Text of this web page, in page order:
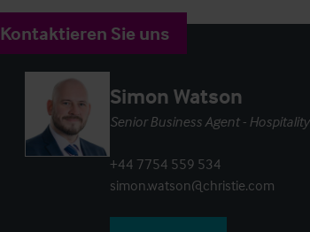
Kontaktieren Sie uns
Simon Watson
Senior Business Agent - Hospitality
+44 7754 559 534
simon.watson@christie.com